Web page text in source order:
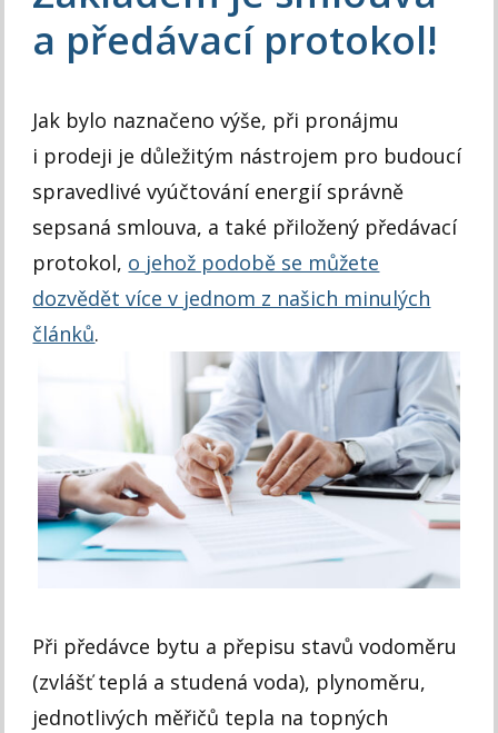
a předávací protokol!
Jak bylo naznačeno výše, při pronájmu
i prodeji je důležitým nástrojem pro budoucí
spravedlivé vyúčtování energií správně
sepsaná smlouva, a také přiložený předávací
protokol, o jehož podobě se můžete
dozvědět více v jednom z našich minulých
článků.
Při předávce bytu a přepisu stavů vodoměru
(zvlášť teplá a studená voda), plynoměru,
jednotlivých měřičů tepla na topných